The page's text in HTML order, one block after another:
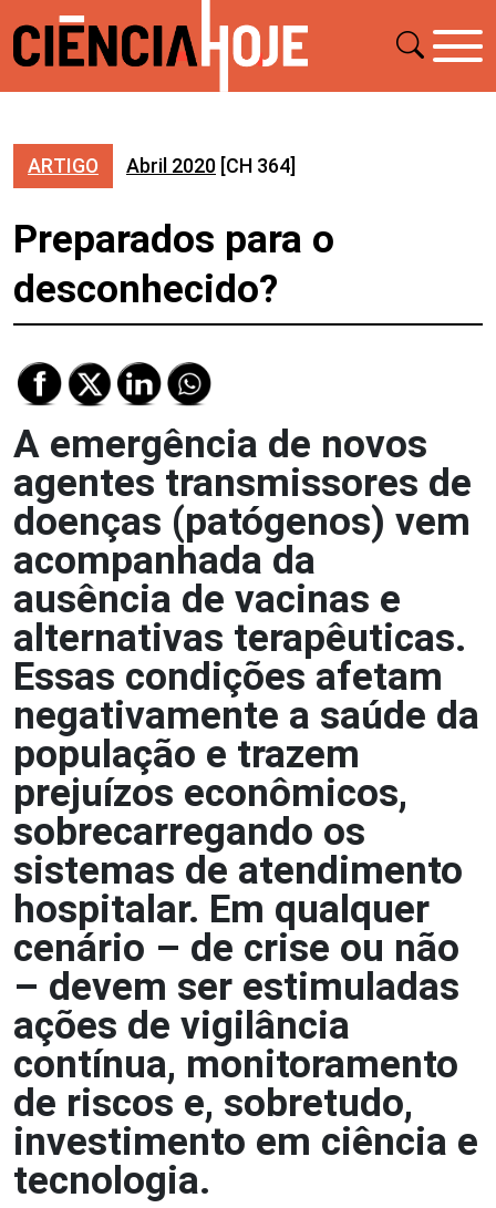
ARTIGO Abril 2020 [CH 364]
Preparados para o
desconhecido?
A emergência de novos
agentes transmissores de
doenças (patógenos) vem
acompanhada da
ausência de vacinas e
alternativas terapêuticas.
Essas condições afetam
negativamente a saúde da
população e trazem
prejuízos econômicos,
sobrecarregando os
sistemas de atendimento
hospitalar. Em qualquer
cenário – de crise ou não
– devem ser estimuladas
ações de vigilância
contínua, monitoramento
de riscos e, sobretudo,
investimento em ciência e
tecnologia.